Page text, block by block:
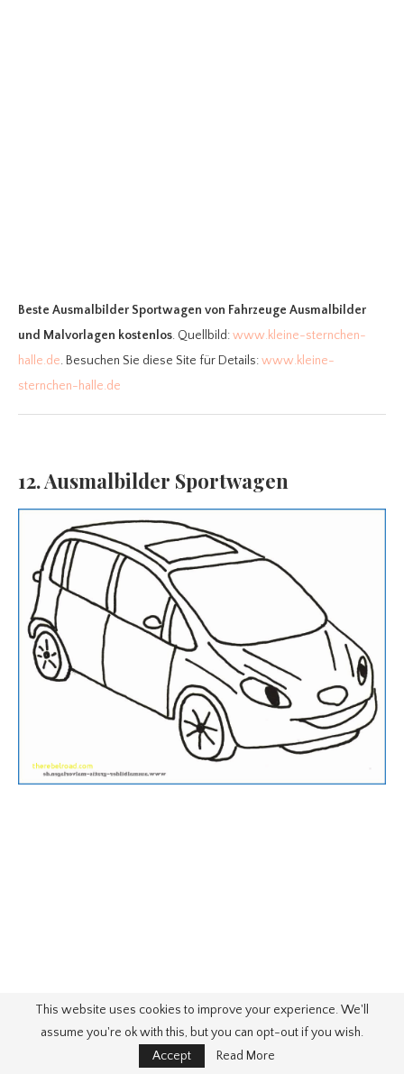
Beste Ausmalbilder Sportwagen von Fahrzeuge Ausmalbilder
und Malvorlagen kostenlos. Quellbild:www.kleine-sternchen-
halle.de. Besuchen Sie diese Site für Details:www.kleine-
sternchen-halle.de
12. Ausmalbilder Sportwagen
This website uses cookies to improve your experience. We'll
assume you're ok with this, but you can opt-out if you wish.
Accept
Read More